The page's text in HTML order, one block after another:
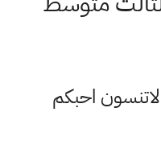
احبكم